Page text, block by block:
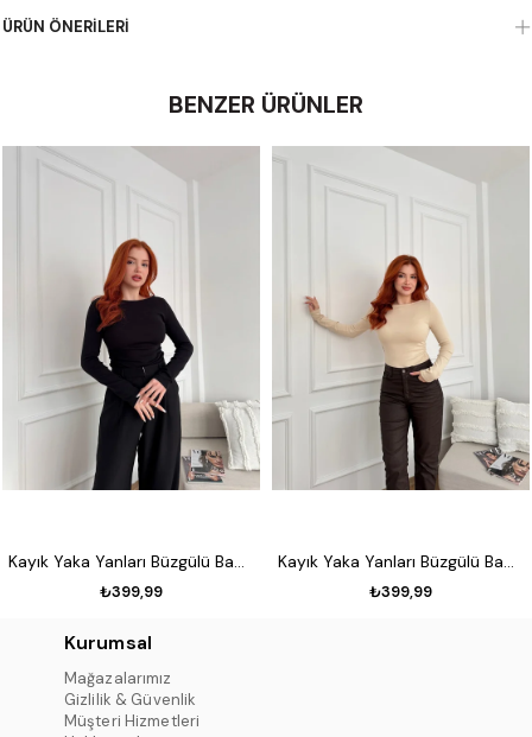
ÜRÜN ÖNERILERI
BENZER ÜRÜNLER
Kayık Yaka Yanları Büzgülü Badi Siyah
₺399,99
Kayık Yaka Yanları Büzgülü Badi Taş
₺399,99
Kurumsal
Mağazalarımız
Gizlilik & Güvenlik
Müşteri Hizmetleri